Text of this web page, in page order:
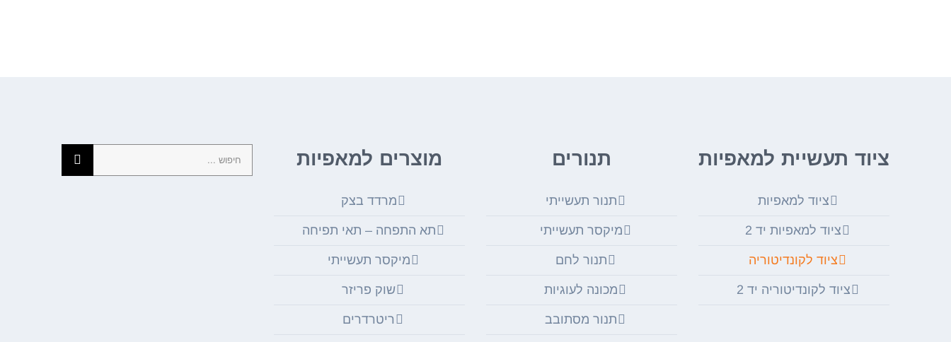
ציוד תעשיית למאפיות
ציוד למאפיות
ציוד למאפיות יד 2
ציוד לקונדיטוריה
ציוד לקונדיטוריה יד 2
תנורים
תנור תעשייתי
מיקסר תעשייתי
תנור לחם
מכונה לעוגיות
תנור מסתובב
מוצרים למאפיות
מרדד בצק
תא התפחה – תאי תפיחה
מיקסר תעשייתי
שוק פריזר
ריטרדרים